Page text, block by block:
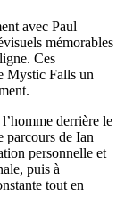
avec Paul
mémorables
Ces
Mystic Falls un
derrière le
parcours de Ian
personnelle et
puis à
tout en